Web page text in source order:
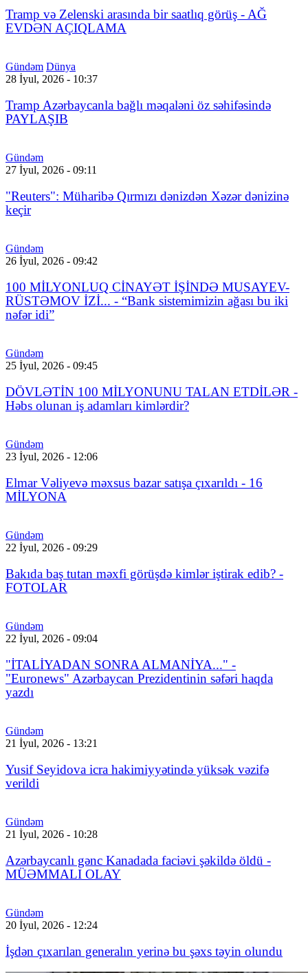
Tramp və Zelenski arasında bir saatlıq görüş - AĞ
EVDƏN AÇIQLAMA
Gündəm Dünya
28 İyul, 2026 - 10:37
Tramp Azərbaycanla bağlı məqaləni öz səhifəsində
PAYLAŞIB
Gündəm
27 İyul, 2026 - 09:11
"Reuters": Müharibə Qırmızı dənizdən Xəzər dənizinə
keçir
Gündəm
26 İyul, 2026 - 09:42
100 MİLYONLUQ CİNAYƏT İŞİNDƏ MUSAYEV-
RÜSTƏMOV İZİ... - “Bank sistemimizin ağası bu iki
nəfər idi”
Gündəm
25 İyul, 2026 - 09:45
DÖVLƏTİN 100 MİLYONUNU TALAN ETDİLƏR -
Həbs olunan iş adamları kimlərdir?
Gündəm
23 İyul, 2026 - 12:06
Elmar Vəliyevə məxsus bazar satışa çıxarıldı - 16
MİLYONA
Gündəm
22 İyul, 2026 - 09:29
Bakıda baş tutan məxfi görüşdə kimlər iştirak edib? -
FOTOLAR
Gündəm
22 İyul, 2026 - 09:04
"İTALİYADAN SONRA ALMANİYA..." -
"Euronews" Azərbaycan Prezidentinin səfəri haqda
yazdı
Gündəm
21 İyul, 2026 - 13:21
Yusif Seyidova icra hakimiyyətində yüksək vəzifə
verildi
Gündəm
21 İyul, 2026 - 10:28
Azərbaycanlı gənc Kanadada faciəvi şəkildə öldü -
MÜƏMMALI OLAY
Gündəm
20 İyul, 2026 - 12:24
İşdən çıxarılan generalın yerinə bu şəxs təyin olundu